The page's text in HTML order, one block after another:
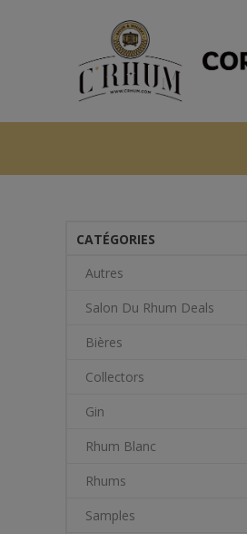
CATÉGORIES
Autres
Salon Du Rhum Deals
Bières
Collectors
Gin
Rhum Blanc
Rhums
Samples